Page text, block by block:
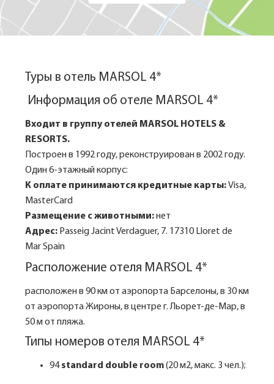
Туры в отель MARSOL 4*
Информация об отеле MARSOL 4*
Входит в группу отелей MARSOL HOTELS &
RESORTS.
Построен в 1992 году, реконструирован в 2002 году.
Один 6-этажный корпус:
К оплате принимаются кредитные карты:Visa,
MasterCard
Размещение с животными:нет
Адрес: Passeig Jacint Verdaguer, 7. 17310 Lloret de
Mar Spain
Расположение отеля MARSOL 4*
расположен в 90 км от аэропорта Барселоны, в 30 км
от аэропорта Жироны, в центре г. Льорет-де-Мар, в
50 м от пляжа.
Типы номеров отеля MARSOL 4*
94standard double room(20 м2, макс. 3 чел.);